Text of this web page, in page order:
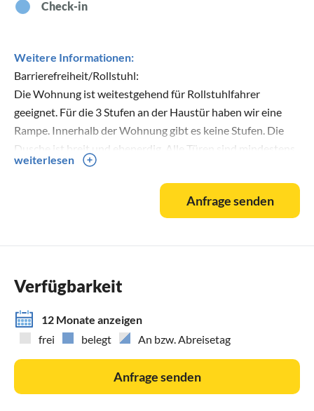
Check-in
Weitere Informationen:
Barrierefreiheit/Rollstuhl:
Die Wohnung ist weitestgehend für Rollstuhlfahrer
geeignet. Für die 3 Stufen an der Haustür haben wir eine
Rampe. Innerhalb der Wohnung gibt es keine Stufen. Die
Dusche ist breit und ebenerdig. Alle Türen sind mindestens
80cm breit. Der Garten ist über die Haustür mit dem
Rollstuhl erreichbar. Nur das Bad ist etwas verwinkelt. Wir
hatten aber schon zufriedene Gäste mit einem großen
elektrischen Rollstuhl. Mit etwas Organisationstalent
weiterlesen
Anfrage senden
Verfügbarkeit
12 Monate anzeigen
frei
belegt An bzw. Abreisetag
Anfrage senden